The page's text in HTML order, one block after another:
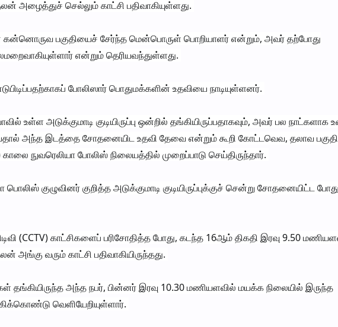
செல்லும் காட்சி பதிவாகியுள்ளது.
பகுதியைச் சேர்ந்த மென்பொருள் பொறியாளர் என்றும், அவர் தற்போது
என்றும் தெரியவந்துள்ளது.
போலிஸார் பொதுமக்களின் உதவியை நாடியுள்ளனர்.
உள்ள அடுக்குமாடி குடியிருப்பு ஒன்றில் தங்கியிருப்பதாகவும், அவர் பல நாட்களாக
அந்த இடத்தை சோதனையிட உதவி தேவை என்றும் கூறி கோட்டவெவ, தலாவ
நுவரெலியா போலிஸ் நிலையத்தில் முறைப்பாடு செய்திருந்தார்.
குழுவினர் குறித்த அடுக்குமாடி குடியிருப்புக்குச் சென்று சோதனையிட்ட
(CCTV) காட்சிகளைப் பரிசோதித்த போது, கடந்த 16ஆம் திகதி இரவு 9.50
வரும் காட்சி பதிவாகியிருந்தது.
தங்கியிருந்த அந்த நபர், பின்னர் இரவு 10.30 மணியளவில் மயக்க நிலையில் இருந்த
வெளியேறியுள்ளார்.